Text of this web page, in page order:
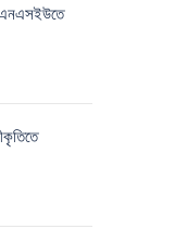
এনএসইউতে